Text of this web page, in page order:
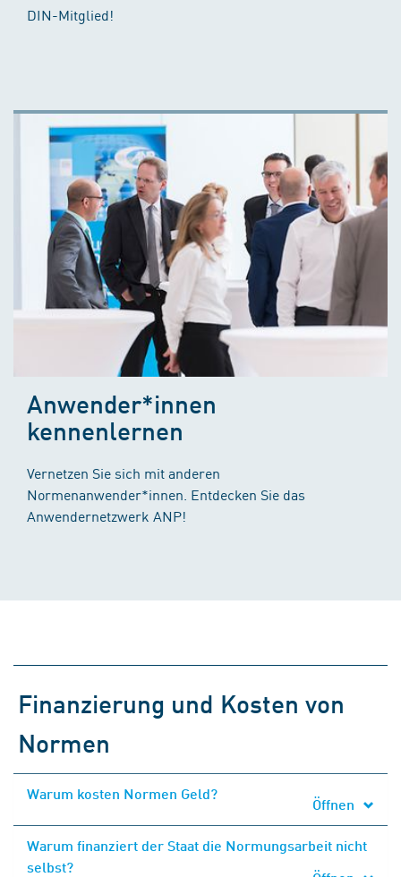
DIN-Mitglied!
Anwender*innen
kennenlernen
Vernetzen Sie sich mit anderen
Normenanwender*innen. Entdecken Sie das
Anwendernetzwerk ANP!
Finanzierung und Kosten von
Normen
Warum kosten Normen Geld?
Öffnen
Warum finanziert der Staat die Normungsarbeit nicht
selbst?